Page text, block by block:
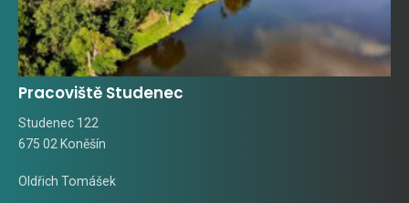
Pracoviště Studenec
Studenec 122
675 02 Koněšín
Oldřich Tomášek